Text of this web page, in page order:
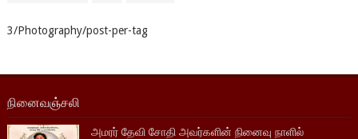
3/Photography/post-per-tag
நினைவஞ்சலி
அமரர் தேவி சோதி அவர்களின் நினைவு நாளில்